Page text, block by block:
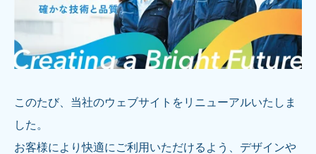
このたび、当社のウェブサイトをリニューアルいたしま
した。
お客様により快適にご利用いただけるよう、デザインや